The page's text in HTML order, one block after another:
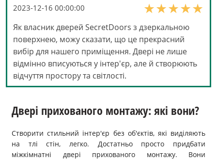
2023-12-16 00:00:00
Як власник дверей SecretDoors з дзеркальною
поверхнею, можу сказати, що це прекрасний
вибір для нашего приміщення. Двері не лише
відмінно вписуються у інтер'єр, але й створюють
відчуття простору та світлості.
Двері прихованого монтажу: які вони?
Створити стильний інтер'єр без об'єктів, які виділяють
на тлі стін, легко. Достатньо просто придбати
міжкімнатні двері прихованого монтажу. Вони